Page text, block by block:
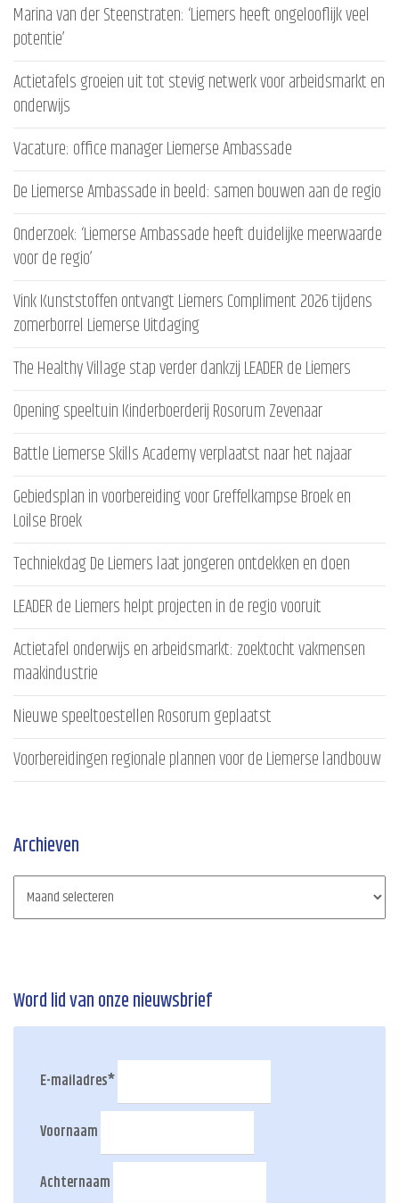
Marina van der Steenstraten: ‘Liemers heeft ongelooflijk veel
potentie’
Actietafels groeien uit tot stevig netwerk voor arbeidsmarkt en
onderwijs
Vacature: office manager Liemerse Ambassade
De Liemerse Ambassade in beeld: samen bouwen aan de regio
Onderzoek: ‘Liemerse Ambassade heeft duidelijke meerwaarde
voor de regio’
Vink Kunststoffen ontvangt Liemers Compliment 2026 tijdens
zomerborrel Liemerse Uitdaging
The Healthy Village stap verder dankzij LEADER de Liemers
Opening speeltuin Kinderboerderij Rosorum Zevenaar
Battle Liemerse Skills Academy verplaatst naar het najaar
Gebiedsplan in voorbereiding voor Greffelkampse Broek en
Loilse Broek
Techniekdag De Liemers laat jongeren ontdekken en doen
LEADER de Liemers helpt projecten in de regio vooruit
Actietafel onderwijs en arbeidsmarkt: zoektocht vakmensen
maakindustrie
Nieuwe speeltoestellen Rosorum geplaatst
Voorbereidingen regionale plannen voor de Liemerse landbouw
Archieven
Word lid van onze nieuwsbrief
E-mailadres*
Voornaam
Achternaam